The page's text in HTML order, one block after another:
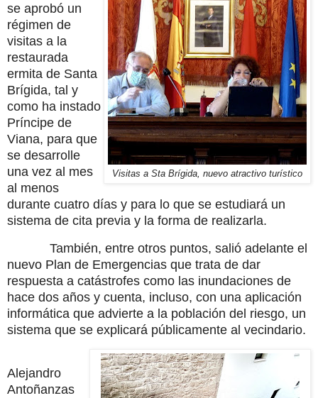
Visitas a Sta Brígida, nuevo atractivo turístico
se aprobó un
régimen de
visitas a la
restaurada
ermita de Santa
Brígida, tal y
como ha instado
Príncipe de
Viana, para que
se desarrolle
una vez al mes
al menos
durante cuatro días y para lo que se estudiará un
sistema de cita previa y la forma de realizarla.
También, entre otros puntos, salió adelante el
nuevo Plan de Emergencias que trata de dar
respuesta a catástrofes como las inundaciones de
hace dos años y cuenta, incluso, con una aplicación
informática que advierte a la población del riesgo, un
sistema que se explicará públicamente al vecindario.
Alejandro
Antoñanzas